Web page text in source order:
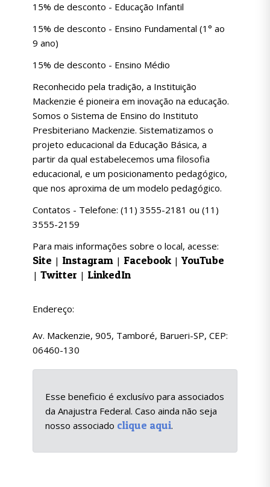
15% de desconto - Educação Infantil
15% de desconto - Ensino Fundamental (1° ao
9 ano)
15% de desconto - Ensino Médio
Reconhecido pela tradição, a Instituição
Mackenzie é pioneira em inovação na educação.
Somos o Sistema de Ensino do Instituto
Presbiteriano Mackenzie. Sistematizamos o
projeto educacional da Educação Básica, a
partir da qual estabelecemos uma filosofia
educacional, e um posicionamento pedagógico,
que nos aproxima de um modelo pedagógico.
Contatos - Telefone: (11) 3555-2181 ou (11)
3555-2159
Para mais informações sobre o local, acesse:
Site | Instagram | Facebook | YouTube
| Twitter | LinkedIn
Endereço:
Av. Mackenzie, 905, Tamboré, Barueri-SP, CEP:
06460-130
Esse beneficio é exclusívo para associados
da Anajustra Federal. Caso ainda não seja
nosso associado clique aqui.